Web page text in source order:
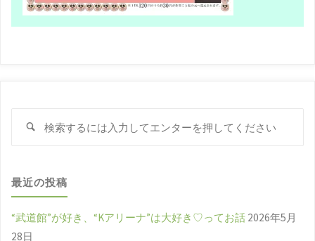
検
最近の投稿
“武道館”が好き、“Kアリーナ”は大好き♡ってお話 2026年5月
28日